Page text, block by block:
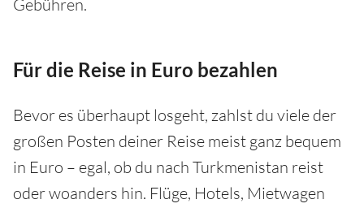
Gebühren.
Für die Reise in Euro bezahlen
Bevor es überhaupt losgeht, zahlst du viele der
großen Posten deiner Reise meist ganz bequem
in Euro – egal, ob du nach Turkmenistan reist
oder woanders hin. Flüge, Hotels, Mietwagen